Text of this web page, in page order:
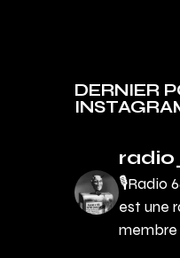
DERNIER
🎙Radio
est une
membre